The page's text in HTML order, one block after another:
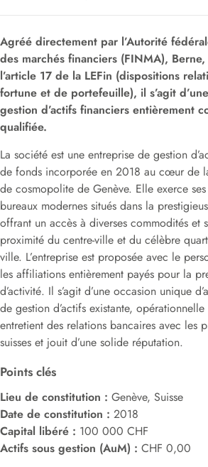
Agréé directement par l’Autorité
des marchés financiers (FINMA),
l’article 17 de la LEFin (dispositions
fortune et de portefeuille), il s’agit
gestion d’actifs financiers entièrement
qualifiée.
La société est une entreprise de gestion
de fonds incorporée en 2018 au cœur de
de cosmopolite de Genève. Elle exerce
bureaux modernes situés dans la
offrant un accès à diverses commodités et
proximité du centre-ville et du célèbre
ville. L’entreprise est proposée avec le
les affiliations entièrement payés pour la
d’activité. Il s’agit d’une occasion unique
de gestion d’actifs existante,
entretient des relations bancaires avec les
suisses et jouit d’une solide réputation.
Points clés
Lieu de constitution : Genève, Suisse
Date de constitution : 2018
Capital libéré : 100 000 CHF
Actifs sous gestion (AuM) : CHF 0,00